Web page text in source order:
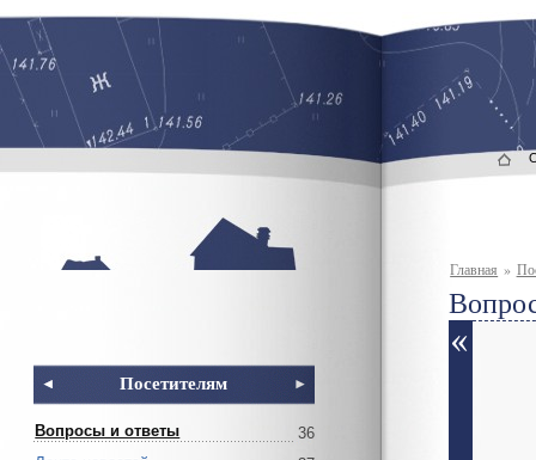
Посетителям
Вопросы и ответы
36
Главная »